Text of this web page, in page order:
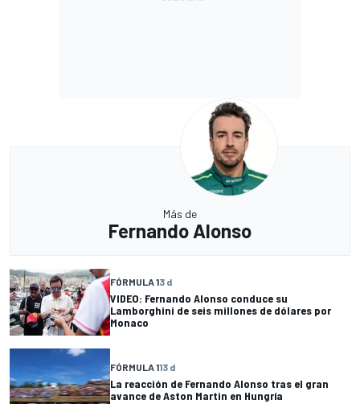
Más de
Fernando Alonso
FÓRMULA 13 d
VIDEO: Fernando Alonso conduce su
Lamborghini de seis millones de dólares por
Monaco
FÓRMULA 113 d
La reacción de Fernando Alonso tras el gran
avance de Aston Martin en Hungría